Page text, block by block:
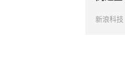
新浪科技